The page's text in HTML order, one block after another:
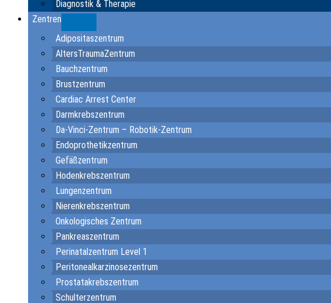
Diagnostik & Therapie
Zentren
Adipositaszentrum
AltersTraumaZentrum
Bauchzentrum
Brustzentrum
Cardiac Arrest Center
Darmkrebszentrum
Da-Vinci-Zentrum – Robotik-Zentrum
Endoprothetikzentrum
Gefäßzentrum
Hodenkrebszentrum
Lungenzentrum
Nierenkrebszentrum
Onkologisches Zentrum
Pankreaszentrum
Perinatalzentrum Level 1
Peritonealkarzinosezentrum
Prostatakrebszentrum
Schulterzentrum